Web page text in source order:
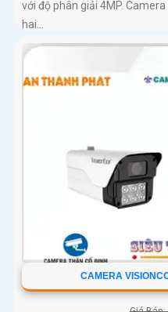
với độ phân giải 4MP.
hai...
CAMERA